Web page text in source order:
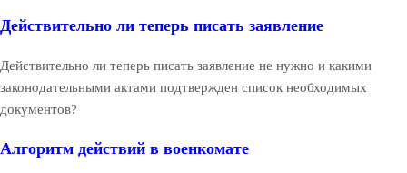
Действительно ли теперь писать заявление
Действительно ли теперь писать заявление не нужно и какими
законодательными актами подтвержден список необходимых
документов?
Алгоритм действий в военкомате